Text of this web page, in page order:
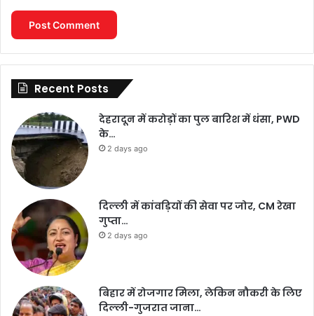
Recent Posts
देहरादून में करोड़ों का पुल बारिश में धंसा, PWD
के…
2 days ago
दिल्ली में कांवड़ियों की सेवा पर जोर, CM रेखा
गुप्ता…
2 days ago
बिहार में रोजगार मिला, लेकिन नौकरी के लिए
दिल्ली-गुजरात जाना…